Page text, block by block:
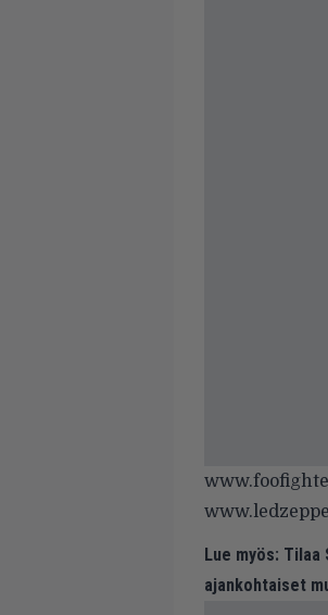
Lue myös: Tilaa
ajankohtaiset